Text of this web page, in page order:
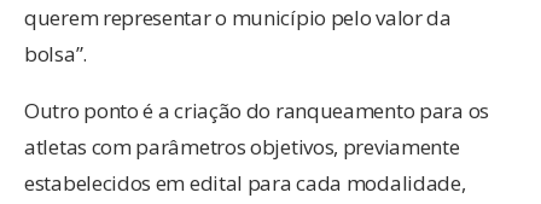
querem representar o município pelo valor da
bolsa”.
Outro ponto é a criação do ranqueamento para os
atletas com parâmetros objetivos, previamente
estabelecidos em edital para cada modalidade,